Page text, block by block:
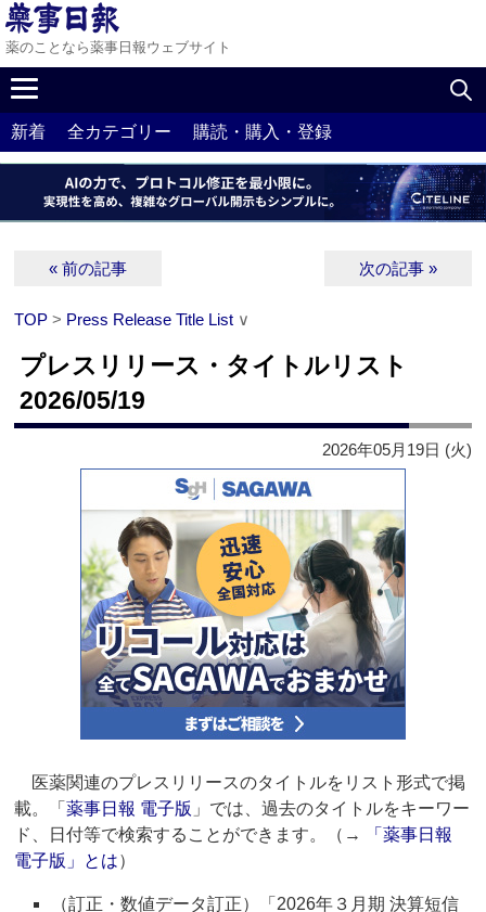
薬のことなら薬事日報ウェブサイト
新着 全カテゴリー 購読・購入・登録
« 前の記事 次の記事 »
TOP > Press Release Title List ∨
プレスリリース・タイトルリスト
2026/05/19
2026年05月19日 (火)
医薬関連のプレスリリースのタイトルをリスト形式で掲
載。「薬事日報 電子版 」では、過去のタイトルをキーワー
ド、日付等で検索することができます。（→
「薬事日報
電子版」とは）
（訂正・数値データ訂正）「2026年３月期 決算短信